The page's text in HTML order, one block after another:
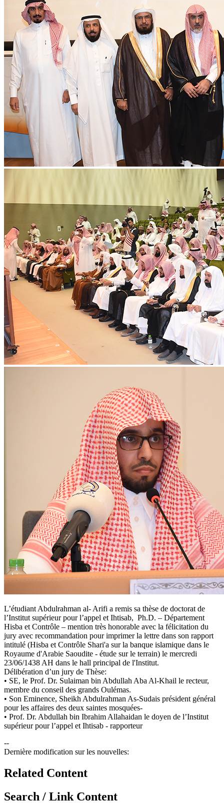
​L’étudiant Abdulrahman al- Arifi a remis sa thèse de doctorat de
l’Institut supérieur pour l’appel et Ihtisab, Ph.D. – Département
Hisba et Contrôle – mention très honorable avec la félicitation du
jury avec recommandation pour imprimer la lettre dans son rapport
intitulé (Hisba et Contrôle Shari'a sur la banque islamique dans le
Royaume d'Arabie Saoudite - étude sur le terrain) le mercredi
23/06/1438 AH dans le hall principal de l'Institut.
Délibération d’un jury de Thèse:
• SE, le Prof. Dr. Sulaiman bin Abdullah Aba Al-Khail le recteur,
membre du conseil des grands Oulémas.
• Son Eminence, Sheikh Abdulrahman As-Sudais président général
pour les affaires des deux saintes mosquées-
• Prof. Dr. Abdullah bin Ibrahim Allahaidan le doyen de l’Institut
supérieur pour l’appel et Ihtisab - rapporteur
--
Dernière modification sur les nouvelles:
Related Content
Search / Link Content